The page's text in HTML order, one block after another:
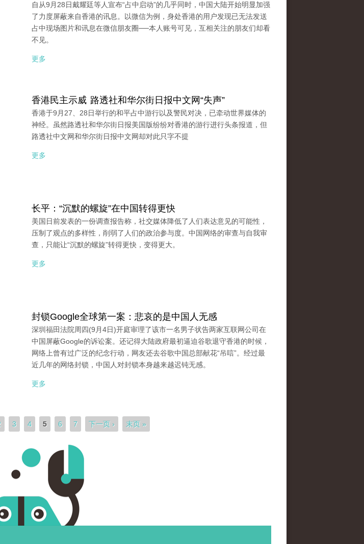
自从9月28日戴耀廷等人宣布“占中启动”的几乎同时，中国大陆开始明显加强
了力度屏蔽来自香港的讯息。以微信为例，身处香港的用户发现已无法发送
占中现场图片和讯息在微信朋友圈──本人账号可见，互相关注的朋友们却看
不见。
更多
香港民主示威 路透社和华尔街日报中文网“失声”
香港于9月27、28日举行的和平占中游行以及警民对决，已牵动世界媒体的
神经。虽然路透社和华尔街日报美国版纷纷对香港的游行进行头条报道，但
路透社中文网和华尔街日报中文网却对此只字不提
更多
长平：“沉默的螺旋”在中国转得更快
美国日前发表的一份调查报告称，社交媒体降低了人们表达意见的可能性，
压制了观点的多样性，削弱了人们的政治参与度。中国网络的审查与自我审
查，只能让“沉默的螺旋”转得更快，变得更大。
更多
封锁Google全球第一案：悲哀的是中国人无感
深圳福田法院周四(9月4日)开庭审理了该市一名男子状告两家互联网公司在
中国屏蔽Google的诉讼案。还记得大陆政府最初逼迫谷歌退守香港的时候，
网络上曾有过广泛的纪念行动，网友还去谷歌中国总部献花“吊唁”。经过最
近几年的网络封锁，中国人对封锁本身越来越迟钝无感。
更多
3 4 5 6 7 下一页 › 末页 »